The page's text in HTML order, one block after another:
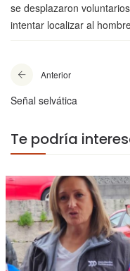
se desplazaron
intentar localizar al
Anterior
Señal selvática
Te podría